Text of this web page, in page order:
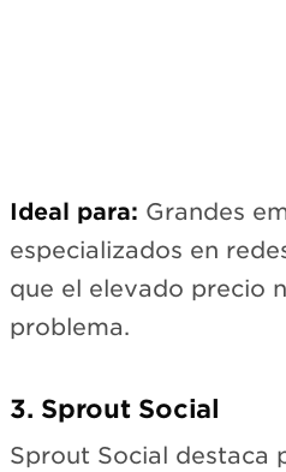
Ideal para: Grandes
especializados en
que el elevado precio
problema.
3. Sprout Social
Sprout Social destaca